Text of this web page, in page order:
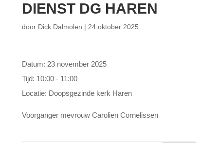
DIENST DG HAREN
door Dick Dalmolen | 24 oktober 2025
Datum: 23 november 2025
Tijd: 10:00 - 11:00
Locatie: Doopsgezinde kerk Haren
Voorganger mevrouw Carolien Cornelissen